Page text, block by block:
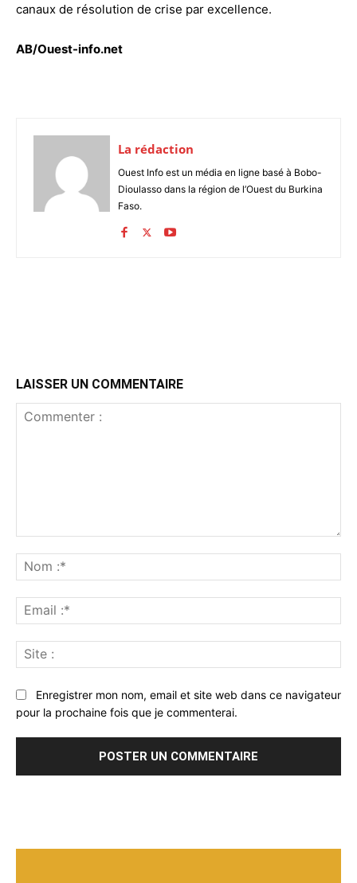
canaux de résolution de crise par excellence.
AB/Ouest-info.net
La rédaction
Ouest Info est un média en ligne basé à Bobo-
Dioulasso dans la région de l’Ouest du Burkina
Faso.
LAISSER UN COMMENTAIRE
:*
:*
:
Enregistrer mon nom, email et site web dans ce navigateur
pour la prochaine fois que je commenterai.